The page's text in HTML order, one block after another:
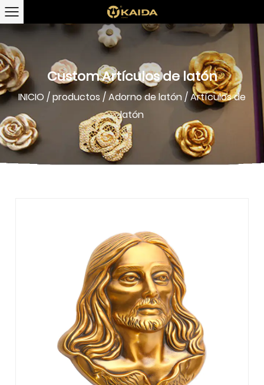
Custom Artículos de latón
INICIO /productos/Adorno de latón/Artículos de
latón